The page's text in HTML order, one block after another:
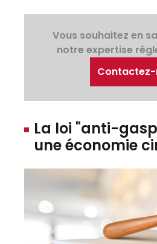
Vous souhaitez en
notre expertise
La loi "anti-
une économie